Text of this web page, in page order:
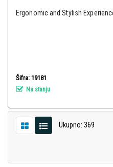
Ergonomic and Stylish
Šifra: 19181
Na stanju
Ukupno: 369